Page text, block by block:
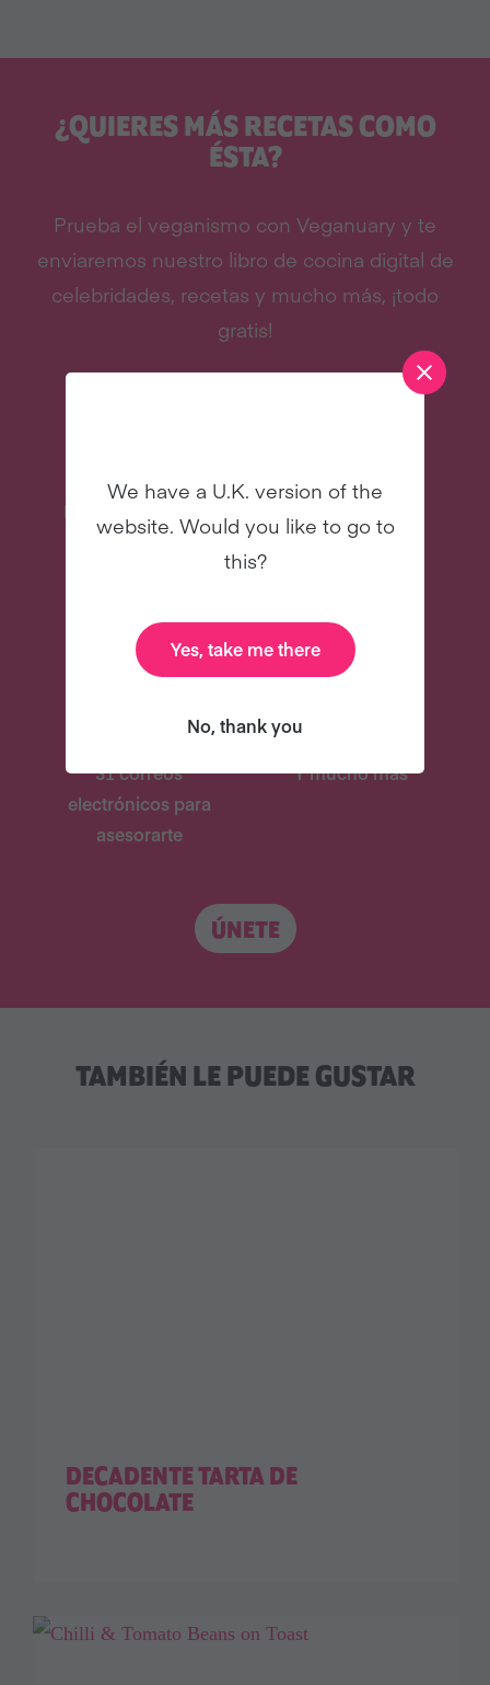
¿QUIERES MÁS RECETAS COMO
ÉSTA?
Prueba el veganismo con Veganuary y te
enviaremos nuestro libro de cocina digital de
celebridades, recetas y mucho más, ¡todo
gratis!
Recetas deliciosas
digital de
31 correos
electrónicos para
asesorarte
Y mucho más
ÚNETE
TAMBIÉN LE PUEDE GUSTAR
DECADENTE TARTA DE
CHOCOLATE
We have a U.K. version of the
website. Would you like to go to
this?
Yes, take me there
No, thank you